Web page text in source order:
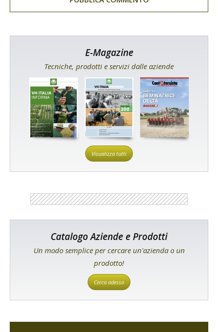
E-Magazine
Tecniche, prodotti e servizi dalle aziende
Visualizza tutti
Catalogo Aziende e Prodotti
Un modo semplice per cercare un'azienda o un
prodotto!
Cerca adesso